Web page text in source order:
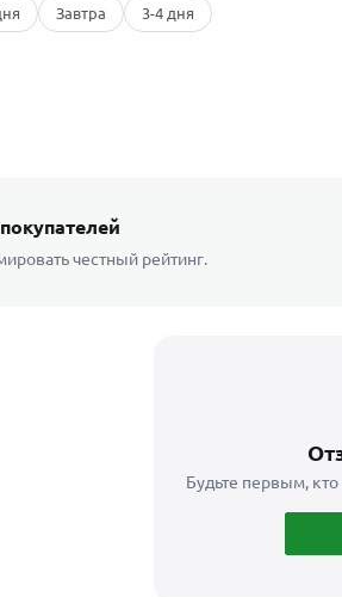
Завтра 3-4 дня
честный рейтинг.
Будьте первым,